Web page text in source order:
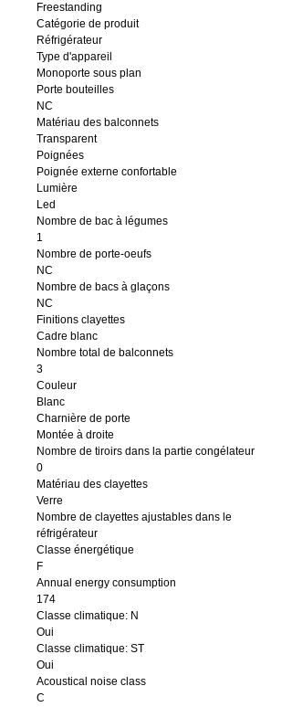
Freestanding
Catégorie de produit
Réfrigérateur
Type d'appareil
Monoporte sous plan
Porte bouteilles
NC
Matériau des balconnets
Transparent
Poignées
Poignée externe confortable
Lumière
Led
Nombre de bac à légumes
1
Nombre de porte-oeufs
NC
Nombre de bacs à glaçons
NC
Finitions clayettes
Cadre blanc
Nombre total de balconnets
3
Couleur
Blanc
Charnière de porte
Montée à droite
Nombre de tiroirs dans la partie congélateur
0
Matériau des clayettes
Verre
Nombre de clayettes ajustables dans le
réfrigérateur
Classe énergétique
F
Annual energy consumption
174
Classe climatique: N
Oui
Classe climatique: ST
Oui
Acoustical noise class
C